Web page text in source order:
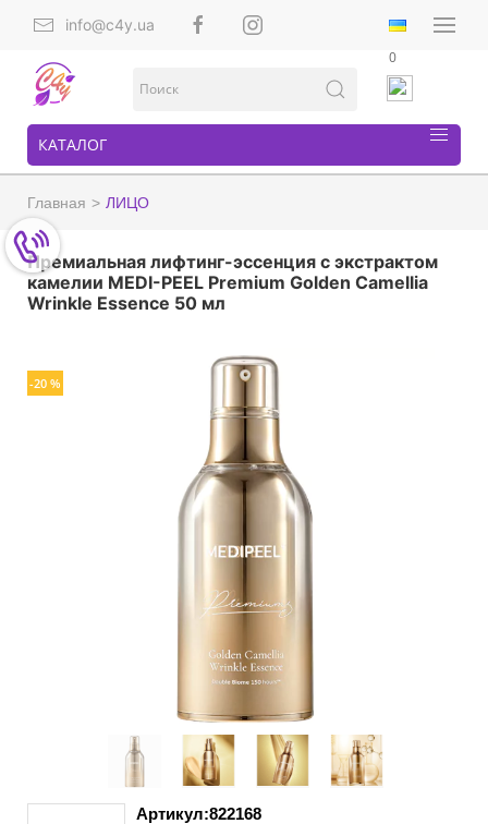
info@c4y.ua
0
КАТАЛОГ
Главная ЛИЦО
Премиальная лифтинг-эссенция с экстрактом
камелии MEDI-PEEL Premium Golden Camellia
Wrinkle Essence 50 мл
-20 %
Артикул:822168